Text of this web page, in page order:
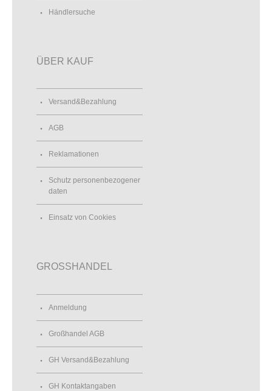
Händlersuche
ÜBER KAUF
Versand&Bezahlung
AGB
Reklamationen
Schutz personenbezogener
daten
Einsatz von Cookies
GROSSHANDEL
Anmeldung
Großhandel AGB
GH Versand&Bezahlung
GH Kontaktangaben